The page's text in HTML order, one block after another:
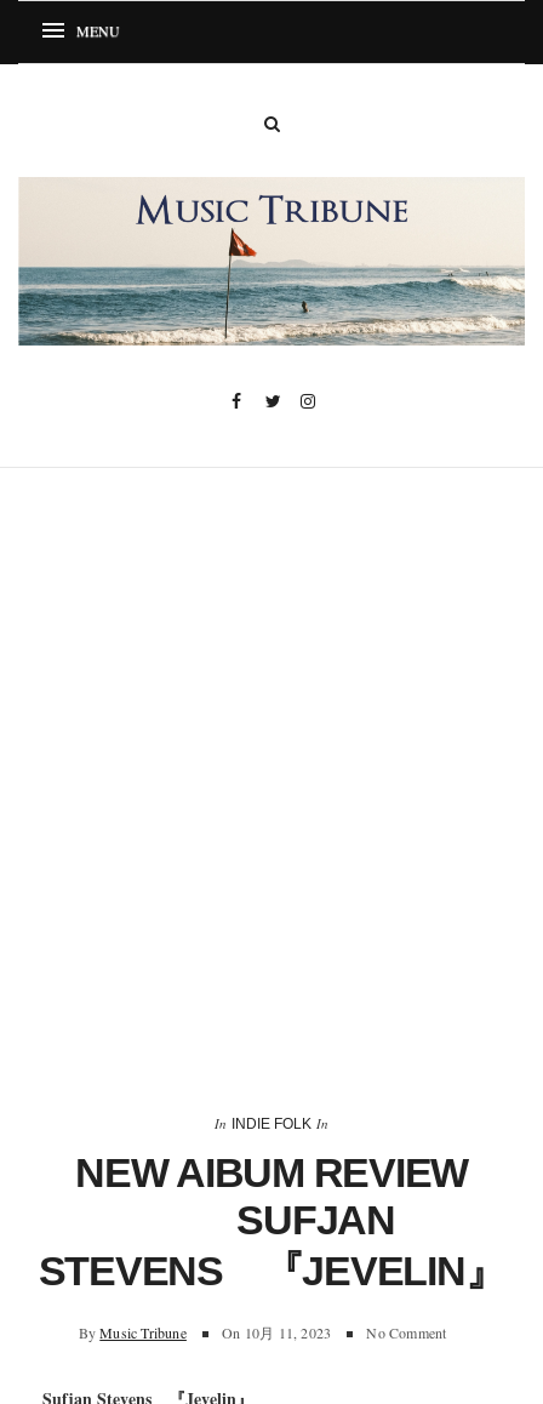
In INDIE FOLK In
NEW AIBUM REVIEW
SUFJAN
STEVENS 『JEVELIN』
By Music Tribune On 10月 11, 2023 No Comment